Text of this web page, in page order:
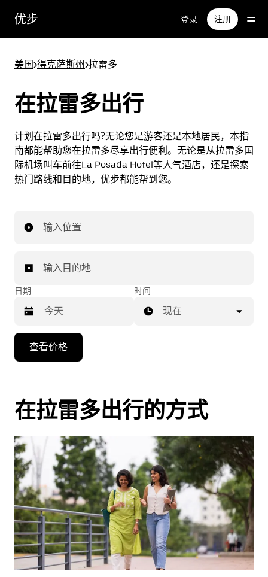
优步 登录 注册
美国>得克萨斯州>拉雷多
在拉雷多出行
计划在拉雷多出行吗?无论您是游客还是本地居民，本指
南都能帮助您在拉雷多尽享出行便利。无论是从拉雷多国
际机场叫车前往La Posada Hotel等人气酒店，还是探索
热门路线和目的地，优步都能帮到您。
输入位置
输入目的地
日期
向
头
键
浏
览
日
历
并
选
择
日
期。
按
时间
现在
查看价格
在拉雷多出行的方式